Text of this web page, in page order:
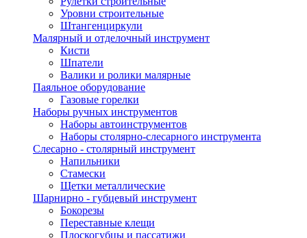
Уровни строительные
Штангенциркули
Малярный и отделочный инструмент
Кисти
Шпатели
Валики и ролики малярные
Паяльное оборудование
Газовые горелки
Наборы ручных инструментов
Наборы автоинструментов
Наборы столярно-слесарного инструмента
Слесарно - столярный инструмент
Напильники
Стамески
Щетки металлические
Шарнирно - губцевый инструмент
Бокорезы
Переставные клещи
Плоскогубцы и пассатижи